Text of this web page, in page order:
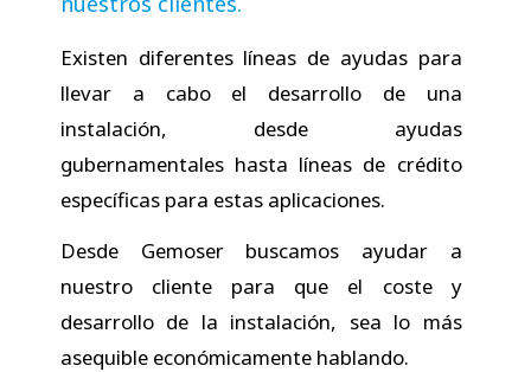
Existen diferentes líneas de ayudas para
llevar a cabo el desarrollo de una
instalación, desde ayudas
gubernamentales hasta líneas de crédito
específicas para estas aplicaciones.
Desde Gemoser buscamos ayudar a
nuestro cliente para que el coste y
desarrollo de la instalación, sea lo más
asequible económicamente hablando.